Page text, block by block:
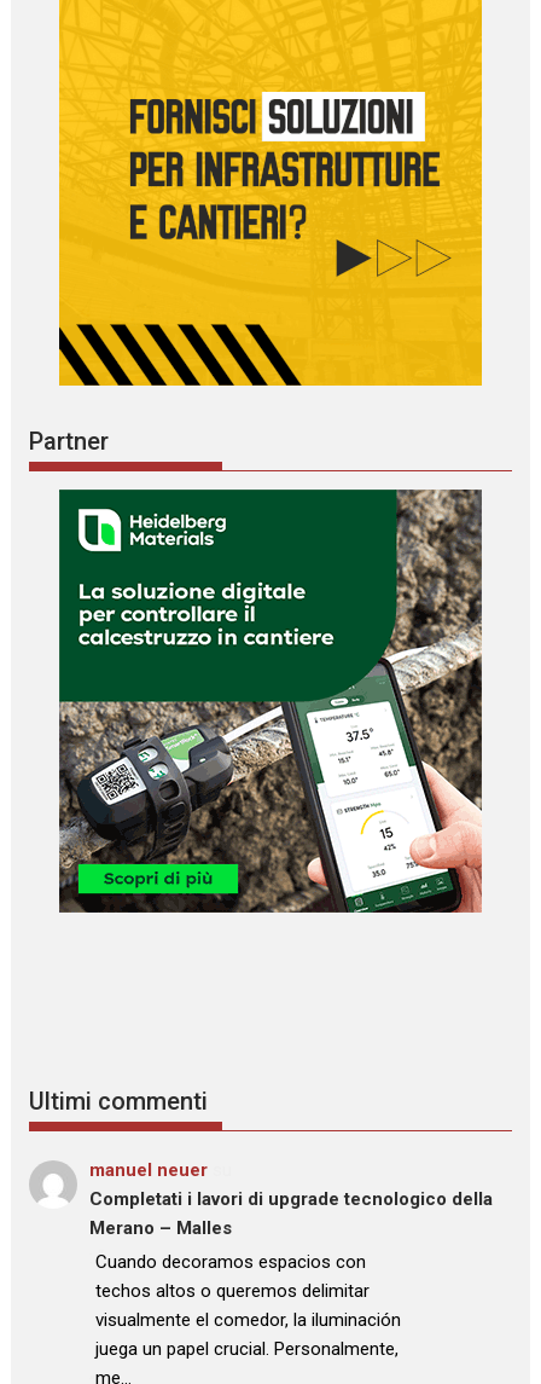
Partner
Ultimi commenti
manuel neuer
Completati i lavori di upgrade tecnologico della
Merano – Malles
: “
Cuando decoramos espacios con
techos altos o queremos delimitar
visualmente el comedor, la iluminación
juega un papel crucial. Personalmente,
me…